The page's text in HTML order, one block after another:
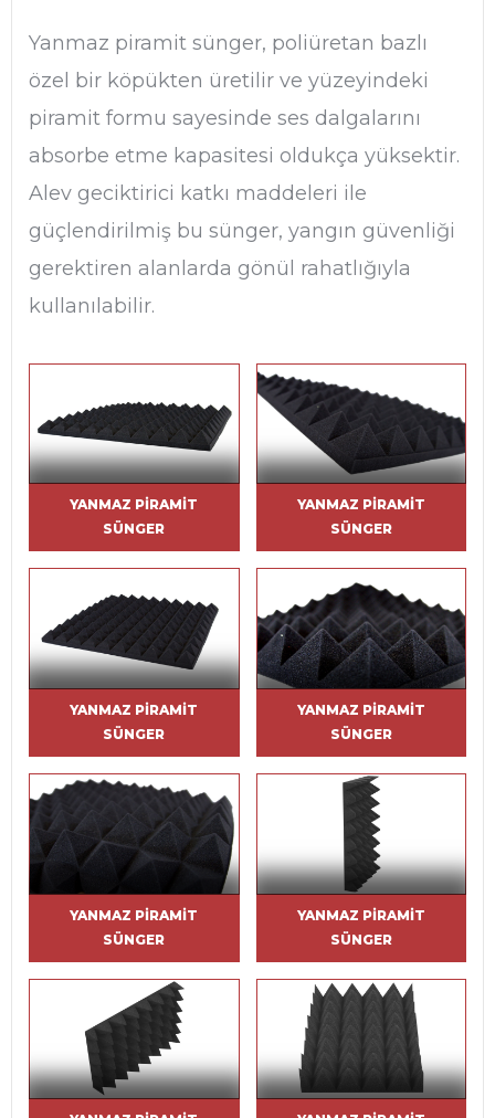
Yanmaz piramit sünger, poliüretan bazlı
özel bir köpükten üretilir ve yüzeyindeki
piramit formu sayesinde ses dalgalarını
absorbe etme kapasitesi oldukça yüksektir.
Alev geciktirici katkı maddeleri ile
güçlendirilmiş bu sünger, yangın güvenliği
gerektiren alanlarda gönül rahatlığıyla
kullanılabilir.
YANMAZ PIRAMIT
SÜNGER
YANMAZ PIRAMIT
SÜNGER
YANMAZ PIRAMIT
SÜNGER
YANMAZ PIRAMIT
SÜNGER
YANMAZ PIRAMIT
SÜNGER
YANMAZ PIRAMIT
SÜNGER